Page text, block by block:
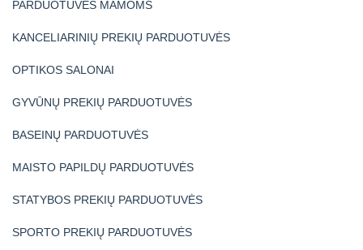
PARDUOTUVĖS MAMOMS
KANCELIARINIŲ PREKIŲ PARDUOTUVĖS
OPTIKOS SALONAI
GYVŪNŲ PREKIŲ PARDUOTUVĖS
BASEINŲ PARDUOTUVĖS
MAISTO PAPILDŲ PARDUOTUVĖS
STATYBOS PREKIŲ PARDUOTUVĖS
SPORTO PREKIŲ PARDUOTUVĖS